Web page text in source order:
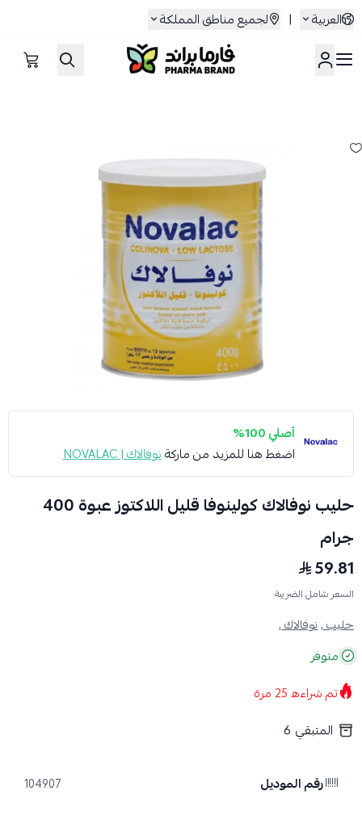
العربية | لجميع مناطق المملكة
صيدلية فارما براند
أصلي 100%
اضغط هنا للمزيد من ماركةنوفالاك | NOVALAC
حليب نوفالاك كولينوفا قليل اللاكتوز عبوة 400
جرام
59.81
السعر شامل الضريبة
حليب ,نوفالاك ,
متوفر
تم شراءه25 مرة
المتبقي 6
رقم الموديل 104907